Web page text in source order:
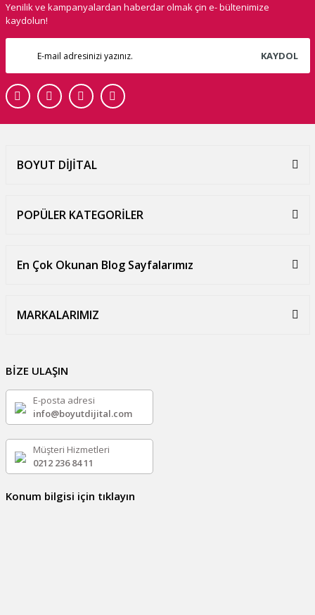
Yenilik ve kampanyalardan haberdar olmak çin e- bültenimize
kaydolun!
KAYDOL
BOYUT DİJİTAL
POPÜLER KATEGORİLER
En Çok Okunan Blog Sayfalarımız
MARKALARIMIZ
BİZE ULAŞIN
E-posta adresi
info@boyutdijital.com
Müşteri Hizmetleri
0212 236 84 11
Konum bilgisi için tıklayın